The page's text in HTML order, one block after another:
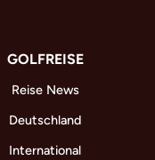
GOLFREISE
Reise News
Deutschland
International